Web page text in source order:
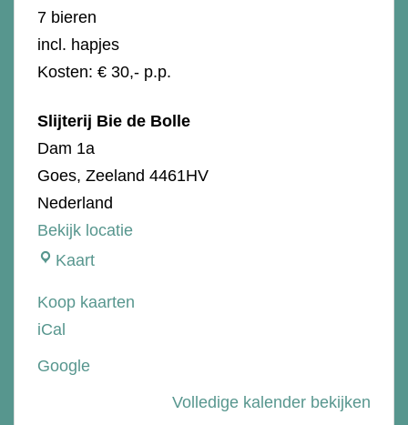
7 bieren
incl. hapjes
Kosten: € 30,- p.p.
Slijterij Bie de Bolle
Dam 1a
Goes, Zeeland 4461HV
Nederland
Bekijk locatie
KaartSlijterij
de
Koop kaarten
iCal
Google
Volledige kalender bekijken